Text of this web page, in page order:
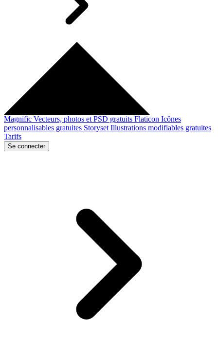
Magnific Vecteurs, photos et PSD gratuits Flaticon Icônes
personnalisables gratuites Storyset Illustrations modifiables gratuites
Tarifs
Se connecter